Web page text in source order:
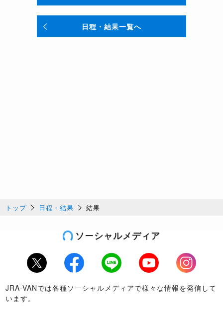
日程・結果一覧へ
トップ 日程・結果 結果
ソーシャルメディア
Twitter Facebook LINE Youtube
Instagram
JRA-VANでは各種ソーシャルメディアで様々な情報を発信して
います。